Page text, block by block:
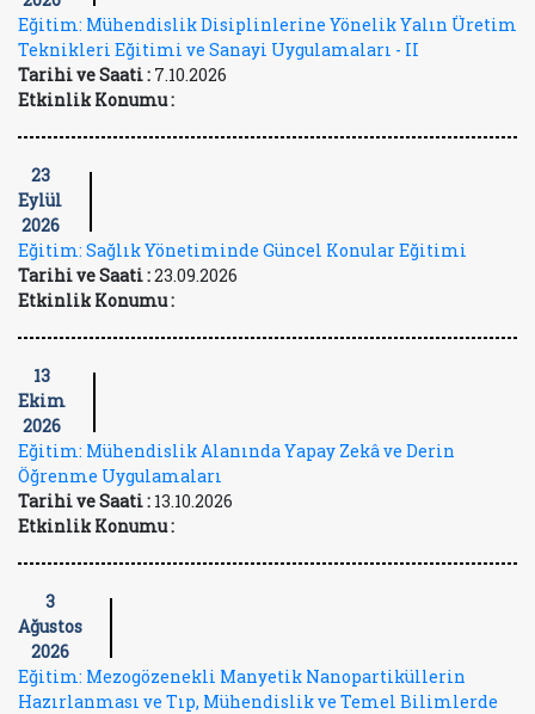
Eğitim: Mühendislik Disiplinlerine Yönelik Yalın Üretim
Teknikleri Eğitimi ve Sanayi Uygulamaları - II
Tarihi ve Saati : 7.10.2026
Etkinlik Konumu :
23
Eylül
2026
Eğitim: Sağlık Yönetiminde Güncel Konular Eğitimi
Tarihi ve Saati :23.09.2026
Etkinlik Konumu :
13
Ekim
2026
Eğitim: Mühendislik Alanında Yapay Zekâ ve Derin
Öğrenme Uygulamaları
Tarihi ve Saati : 13.10.2026
Etkinlik Konumu :
3
Ağustos
2026
Eğitim: Mezogözenekli Manyetik Nanopartiküllerin
Hazırlanması ve Tıp, Mühendislik ve Temel Bilimlerde